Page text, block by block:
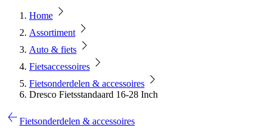
Home
Assortiment
Auto & fiets
Fietsaccessoires
Fietsonderdelen & accessoires
Dresco Fietsstandaard 16-28 Inch
Fietsonderdelen & accessoires